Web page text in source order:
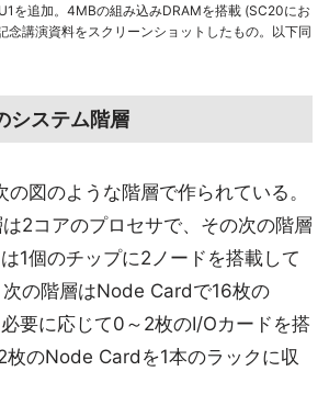
を追加。4MBの組み込みDRAMを搭載 (SC20にお
念講演資料をスクリーンショットしたもの。以下同
システム階層
図のような階層で作られている。
2コアのプロセサで、その次の階層
1個のチップに2ノードを搭載して
の階層はNode Cardで16枚の
要に応じて0～2枚のI/Oカードを搭
のNode Cardを1本のラックに収